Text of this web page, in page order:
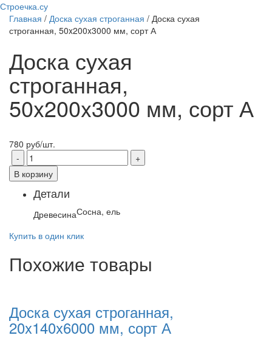
Строечка.су
Главная / Доска сухая строганная / Доска сухая
строганная, 50x200x3000 мм, сорт А
Доска сухая
строганная,
50x200x3000 мм, сорт А
780 руб/шт.
В корзину
Детали
ДревесинаСосна, ель
Купить в один клик
Похожие товары
Доска сухая строганная,
20x140x6000 мм, сорт А